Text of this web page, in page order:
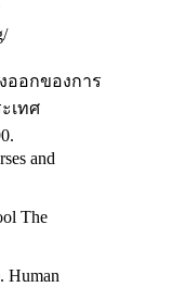
ออกของการ
เทศ
and
The
Human